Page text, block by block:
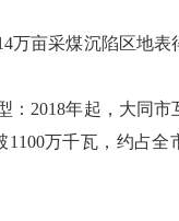
万亩采煤沉陷区地表
：2018年起，大同市
万千瓦，约占全